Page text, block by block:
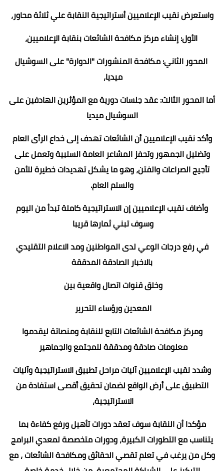
واستعرض نقيب الإعلاميين أستراتيجية النقابة علي ثلاثة محاور،
الأول: إنشاء مركز مكافحة الشائعات بنقابة الإعلاميين،
المحور الثاني: مكافحة المنشورات "الدوارة" على السوشيال
ميديا،
أما المحور الثالث: عقد جلسات دورية مع المؤثرين الهادفين على
السوشيال ميديا
وأكد نقيب الإعلاميين أن الشائعات تهدف إلى خداع الرأى العام
وتضليل الجمهور وتحفز المشاعر العامة السلبیة وتعمل على
تأجيج الصراعات والفتن، وهو ما يشكل تهدیدات خطیرة للأمن
والسلم العام.
وأضاف نقيب الإعلاميين إن الاستراتيجية كاملة تبدأ من اليوم
وسوف تبني ثمارها قريبا
في رفع درجات الوعي لدى المواطنين ومد الاعلام التقليدي
بالاخبار الصادقة المدققة
وخلق قنوات اتصال واقعية بين
المعدين ورؤساء التحرير
ومركز مكافحة الشائعات التابع للنقابة ومنصاتة ليقدموا
معلومات صادقة ومدققة للمجتمع والجماهير
وشدد نقيب الإعلاميين آليات مراحل تطبيق الاستراتيجية وآليات
التطبيق على أرض الواقع لضمان تحقيق أقصى استفادة من
الاستراتيجية،
مؤكدا أن النقابة سوف تعقد دورات تأهيل ورفع كفاءة بما
يتناسب مع التطورات الكبيرة، ودورات متخصصة لمعدي البرامج
وكل من يرغب في تعلم تقصي الحقائق ومكافحة الشائعات ، مع